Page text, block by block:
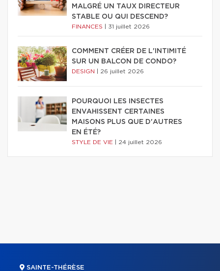
MALGRÉ UN TAUX DIRECTEUR
STABLE OU QUI DESCEND?
FINANCES 31 juillet 2026
COMMENT CRÉER DE L'INTIMITÉ
SUR UN BALCON DE CONDO?
DESIGN 26 juillet 2026
POURQUOI LES INSECTES
ENVAHISSENT CERTAINES
MAISONS PLUS QUE D'AUTRES
EN ÉTÉ?
STYLE DE VIE 24 juillet 2026
SAINTE-THÉRÈSE